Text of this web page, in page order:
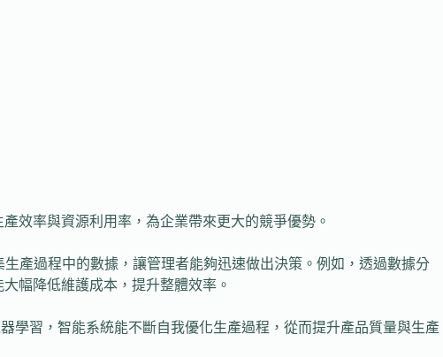
效率與資源利用率，為企業帶來更大的競爭優勢。
產過程中的數據，讓管理者能夠迅速做出決策。例如，透過數據分
幅降低維護成本，提升整體效率。
學習，智能系統能不斷自我優化生產過程，從而提升產品質量與生產